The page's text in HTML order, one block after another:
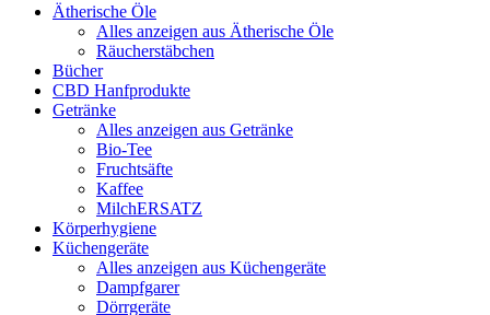
Ätherische Öle
Alles anzeigen aus Ätherische Öle
Räucherstäbchen
Bücher
CBD Hanfprodukte
Getränke
Alles anzeigen aus Getränke
Bio-Tee
Fruchtsäfte
Kaffee
MilchERSATZ
Körperhygiene
Küchengeräte
Alles anzeigen aus Küchengeräte
Dampfgarer
Dörrgeräte